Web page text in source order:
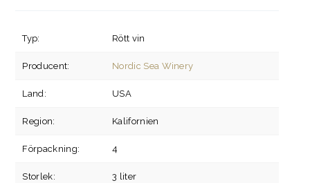
Typ: Rött vin
Producent: Nordic Sea Winery
Land: USA
Region: Kalifornien
Förpackning: 4
Storlek: 3 liter